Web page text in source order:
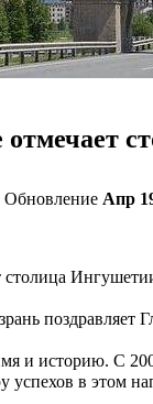
отмечает
Обновление Апр
столица
поздравляет
и историю. С
успехов в этом